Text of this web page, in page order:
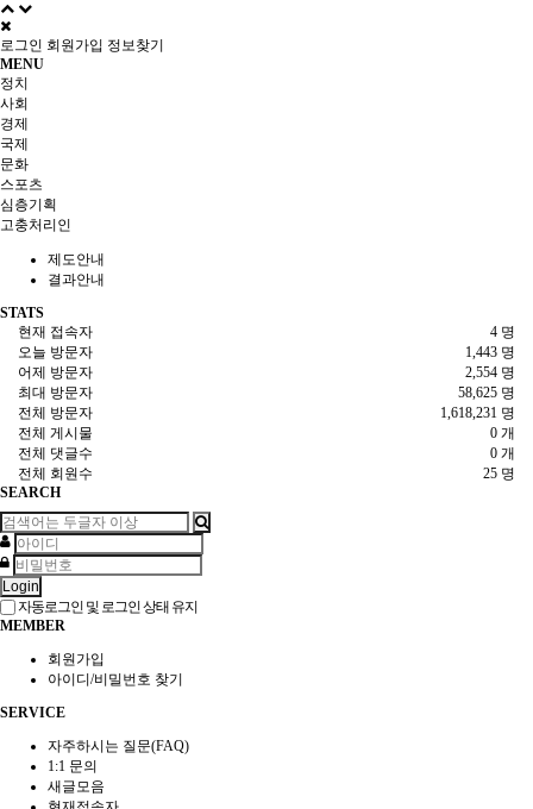
로그인 회원가입 정보찾기
MENU
정치
사회
경제
국제
문화
스포츠
심층기획
고충처리인
제도안내
결과안내
STATS
4 명
현재 접속자
1,443 명
오늘 방문자
2,554 명
어제 방문자
58,625 명
최대 방문자
1,618,231 명
전체 방문자
0 개
전체 게시물
0 개
전체 댓글수
25 명
전체 회원수
SEARCH
Login
자동로그인 및 로그인 상태 유지
MEMBER
회원가입
아이디/비밀번호 찾기
SERVICE
자주하시는 질문(FAQ)
1:1 문의
새글모음